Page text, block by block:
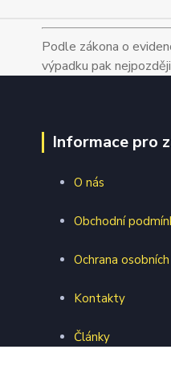
Podle zákona o
výpadku pak
Informace pro
O nás
Obchodní
Ochrana
Kontakty
Články